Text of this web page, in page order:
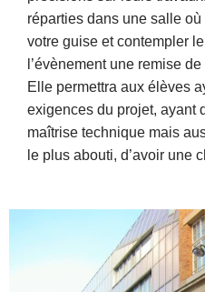
réparties dans une salle
votre guise et contempler
l’évènement une remise
Elle permettra aux élèves
exigences du projet, ayant
maîtrise technique mais
le plus abouti, d’avoir une